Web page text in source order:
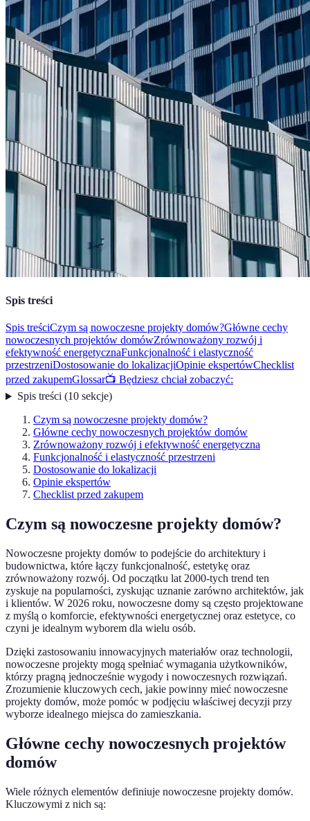
Spis treści
Spis treściCzym są nowoczesne projekty domów?Główne cechy
nowoczesnych projektów domówZrównoważony rozwój i
efektywność energetycznaFunkcjonalność i elastyczność
przestrzeniDostosowanie do lokalizacjiOpinie ekspertówChecklist
przed zakupemGlossar📺 Będziesz chciał zobaczyć:
Spis treści(10 sekcje)
Czym są nowoczesne projekty domów?
Główne cechy nowoczesnych projektów domów
Zrównoważony rozwój i efektywność energetyczna
Funkcjonalność i elastyczność przestrzeni
Dostosowanie do lokalizacji
Opinie ekspertów
Checklist przed zakupem
Czym są nowoczesne projekty domów?
Nowoczesne projekty domów to podejście do architektury i
budownictwa, które łączy funkcjonalność, estetykę oraz
zrównoważony rozwój. Od początku lat 2000-tych trend ten
zyskuje na popularności, zyskując uznanie zarówno architektów, jak
i klientów. W 2026 roku, nowoczesne domy są często projektowane
z myślą o komforcie, efektywności energetycznej oraz estetyce, co
czyni je idealnym wyborem dla wielu osób.
Dzięki zastosowaniu innowacyjnych materiałów oraz technologii,
nowoczesne projekty mogą spełniać wymagania użytkowników,
którzy pragną jednocześnie wygody i nowoczesnych rozwiązań.
Zrozumienie kluczowych cech, jakie powinny mieć nowoczesne
projekty domów, może pomóc w podjęciu właściwej decyzji przy
wyborze idealnego miejsca do zamieszkania.
Główne cechy nowoczesnych projektów
domów
Wiele różnych elementów definiuje nowoczesne projekty domów.
Kluczowymi z nich są: